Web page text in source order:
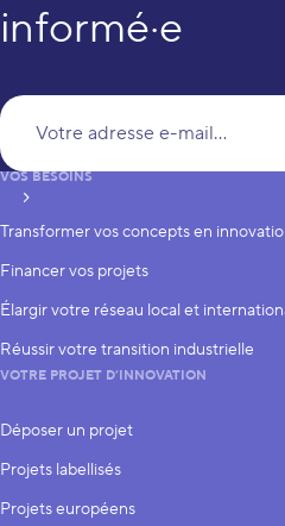
informé·e
S’inscrire
VOS BESOINS
Transformer vos concepts en
Financer vos projets
Élargir votre réseau local et
Réussir votre transition industrielle
VOTRE PROJET D’INNOVATION
Déposer un projet
Projets labellisés
Projets européens